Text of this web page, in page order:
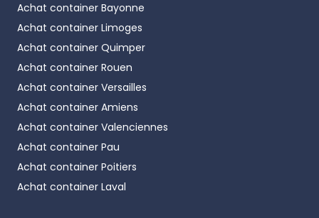
Achat container Bayonne
Achat container Limoges
Achat container Quimper
Achat container Rouen
Achat container Versailles
Achat container Amiens
Achat container Valenciennes
Achat container Pau
Achat container Poitiers
Achat container Laval